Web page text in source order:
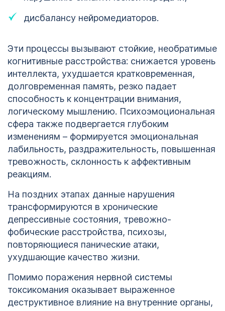
дисбалансу нейромедиаторов.
Эти процессы вызывают стойкие, необратимые
когнитивные расстройства: снижается уровень
интеллекта, ухудшается кратковременная,
долговременная память, резко падает
способность к концентрации внимания,
логическому мышлению. Психоэмоциональная
сфера также подвергается глубоким
изменениям – формируется эмоциональная
лабильность, раздражительность, повышенная
тревожность, склонность к аффективным
реакциям.
На поздних этапах данные нарушения
трансформируются в хронические
депрессивные состояния, тревожно-
фобические расстройства, психозы,
повторяющиеся панические атаки,
ухудшающие качество жизни.
Помимо поражения нервной системы
токсикомания оказывает выраженное
деструктивное влияние на внутренние органы,